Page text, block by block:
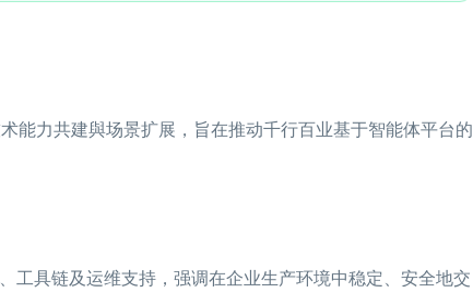
能力共建與场景扩展，旨在推动千行百业基于智能体平台的
工具链及运维支持，强调在企业生产环境中稳定、安全地交